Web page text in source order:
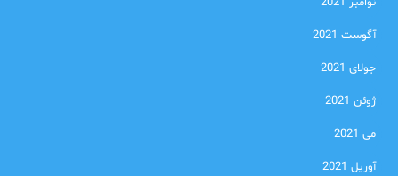
آگوست 2021
جولای 2021
ژوئن 2021
می 2021
آوریل 2021